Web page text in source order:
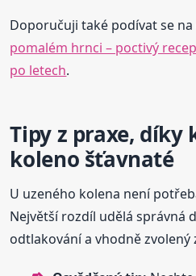
Doporučuji také podívat se
pomalém hrnci – poctivý
po letech.
Tipy z praxe, díky
koleno šťavnaté
U uzeného kolena není
Největší rozdíl udělá správná
odtlakování a vhodně